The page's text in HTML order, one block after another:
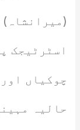
(میرانشاہ)
اسٹرٹیجک
چوکیاں
حالیہ